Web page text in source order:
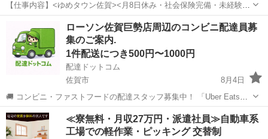
【仕事内容】<ゆめタウン佐賀><月8日休み・社会保険完備・未経験
OK>研修期間中も給与あり!サロン選びに不安がある方必見!働きやすく
好条件のトータルビューティーサロン「TRU NAIL&EYE ゆめタウン佐
賀店(トゥルーネイルアン...
正社員 / アルバイト・パート
ローソン佐賀巨勢店周辺のコンビニ配達員募
集のご案内.
1件配送につき500円〜1000円
配達ドットコム
佐賀市
8月4日
🚚 コンビニ・ファストフードの配達スタッフ募集中！ 「Uber Eats」
や「出前館」のように、配達専用アプリを使ってお仕事するスタイル
です。 オファー内容を見てから、受けるかどうかを自由に選べます！
✅ 業務内容...
佐賀 佐賀市 配送 ローソン
≪寮無料・月収27万円・派遣社員≫自動車系
工場での軽作業・ピッキング 交替制